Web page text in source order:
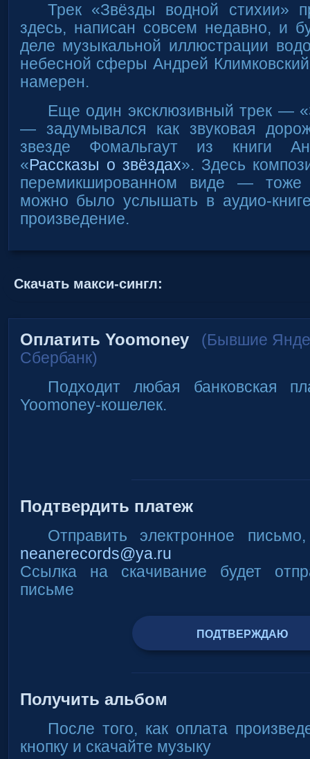
Трек «Звёзды водной стихии»
здесь, написан совсем недавно, и
деле музыкальной иллюстрации
небесной сферы Андрей
намерен.
Еще один эксклюзивный трек —
— задумывался как звуковая
звезде Фомальгаут из книги
«Рассказы о звёздах». Здесь
перемикшированном виде — тоже
можно было услышать в аудио-
произведение.
Скачать макси-сингл:
Оплатить Yoomoney
(Бывшие
Сбербанк)
Подходит любая банковская
Yoomoney-кошелек.
Подтвердить платеж
Отправить электронное
neanerecords@ya.ru
Ссылка на скачивание будет
письме
ПОДТВЕРЖДАЮ
Получить альбом
После того, как оплата
кнопку и скачайте музыку